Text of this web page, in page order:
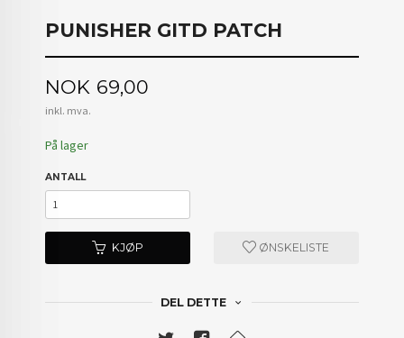
PUNISHER GITD PATCH
Pris
NOK 69,00
inkl. mva.
På lager
ANTALL
KJØP ØNSKELISTE
DEL DETTE